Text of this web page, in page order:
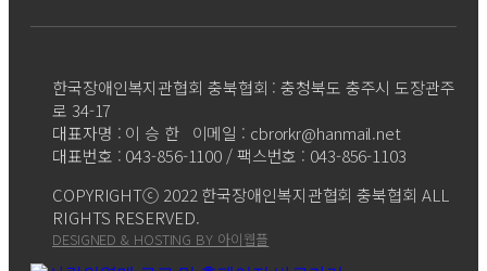
한국장애인복지관협회 충북협회 : 충청북도 충주시 도장관주
로 34-17
대표자명 : 이 승 한 이메일 : cbrorkr@hanmail.net
대표번호 : 043-856-1100 / 팩스번호 : 043-856-1103
COPYRIGHTⓒ 2022 한국장애인복지관협회 충북협회 ALL
RIGHTS RESERVED.
DESIGNED & HOSTING BY 아이웹플